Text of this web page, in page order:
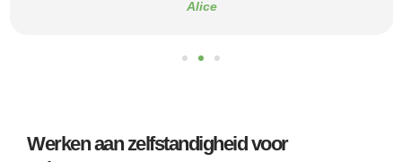
Alice
Werken aan zelfstandigheid voor